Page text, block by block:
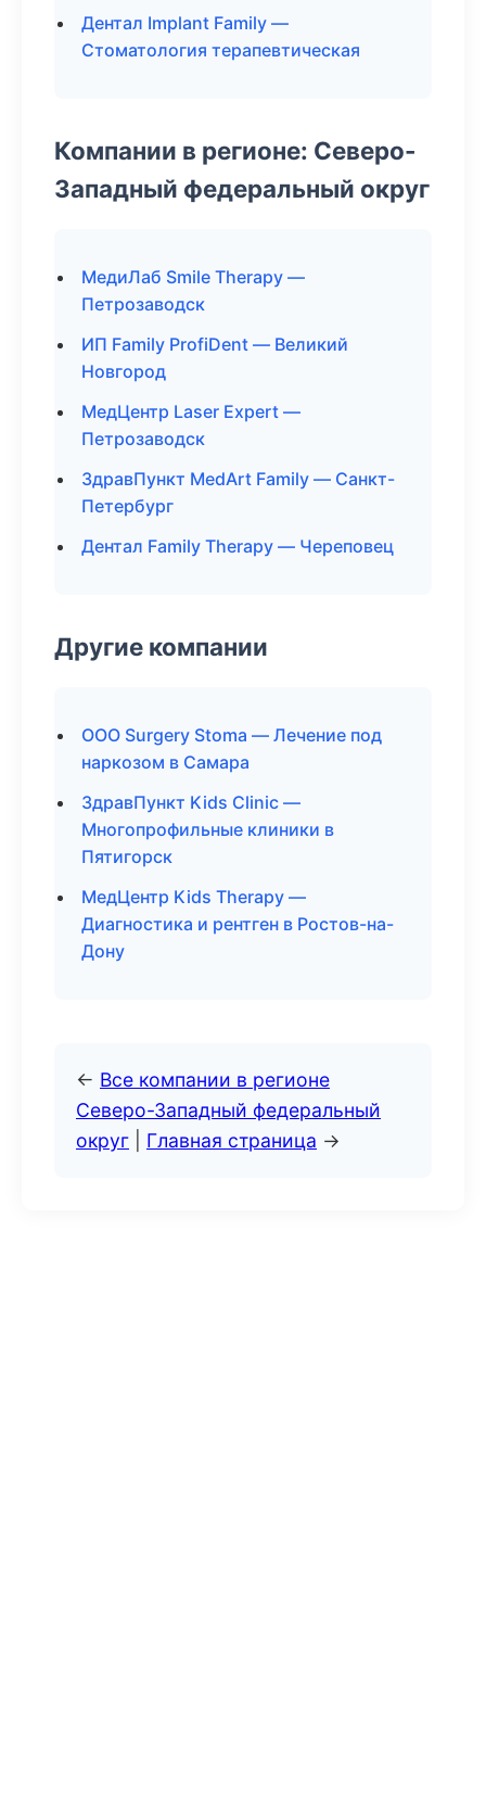
Дентал Implant Family —
Стоматология терапевтическая
Компании в регионе: Северо-
Западный федеральный округ
МедиЛаб Smile Therapy —
Петрозаводск
ИП Family ProfiDent — Великий
Новгород
МедЦентр Laser Expert —
Петрозаводск
ЗдравПункт MedArt Family — Санкт-
Петербург
Дентал Family Therapy — Череповец
Другие компании
ООО Surgery Stoma — Лечение под
наркозом в Самара
ЗдравПункт Kids Clinic —
Многопрофильные клиники в
Пятигорск
МедЦентр Kids Therapy —
Диагностика и рентген в Ростов-на-
Дону
← Все компании в регионе
Северо-Западный федеральный
округ
Главная страница →